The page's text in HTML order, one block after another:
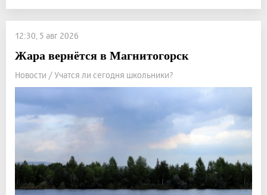
12:30, 5 авг 2026
Жара вернётся в Магнитогорск
Новости / Учатся ли сегодня школьники?